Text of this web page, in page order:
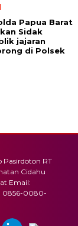
Papua Barat
Sidak
jajaran
di Polsek
Pasirdoton RT
Cidahu
Email:
0856-0080-